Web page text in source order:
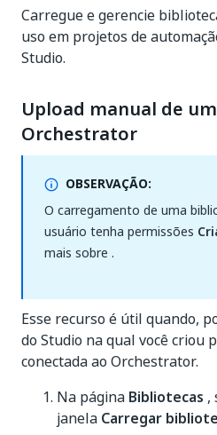
Carregue e gerencie
uso em projetos de
Studio.
Upload manual de
Orchestrator
OBSERVAÇÃO:
O carregamento de uma
usuário tenha permissões
mais sobre .
Esse recurso é útil quando,
do Studio na qual você criou
conectada ao Orchestrator.
Na página Bibliotecas ,
janela Carregar